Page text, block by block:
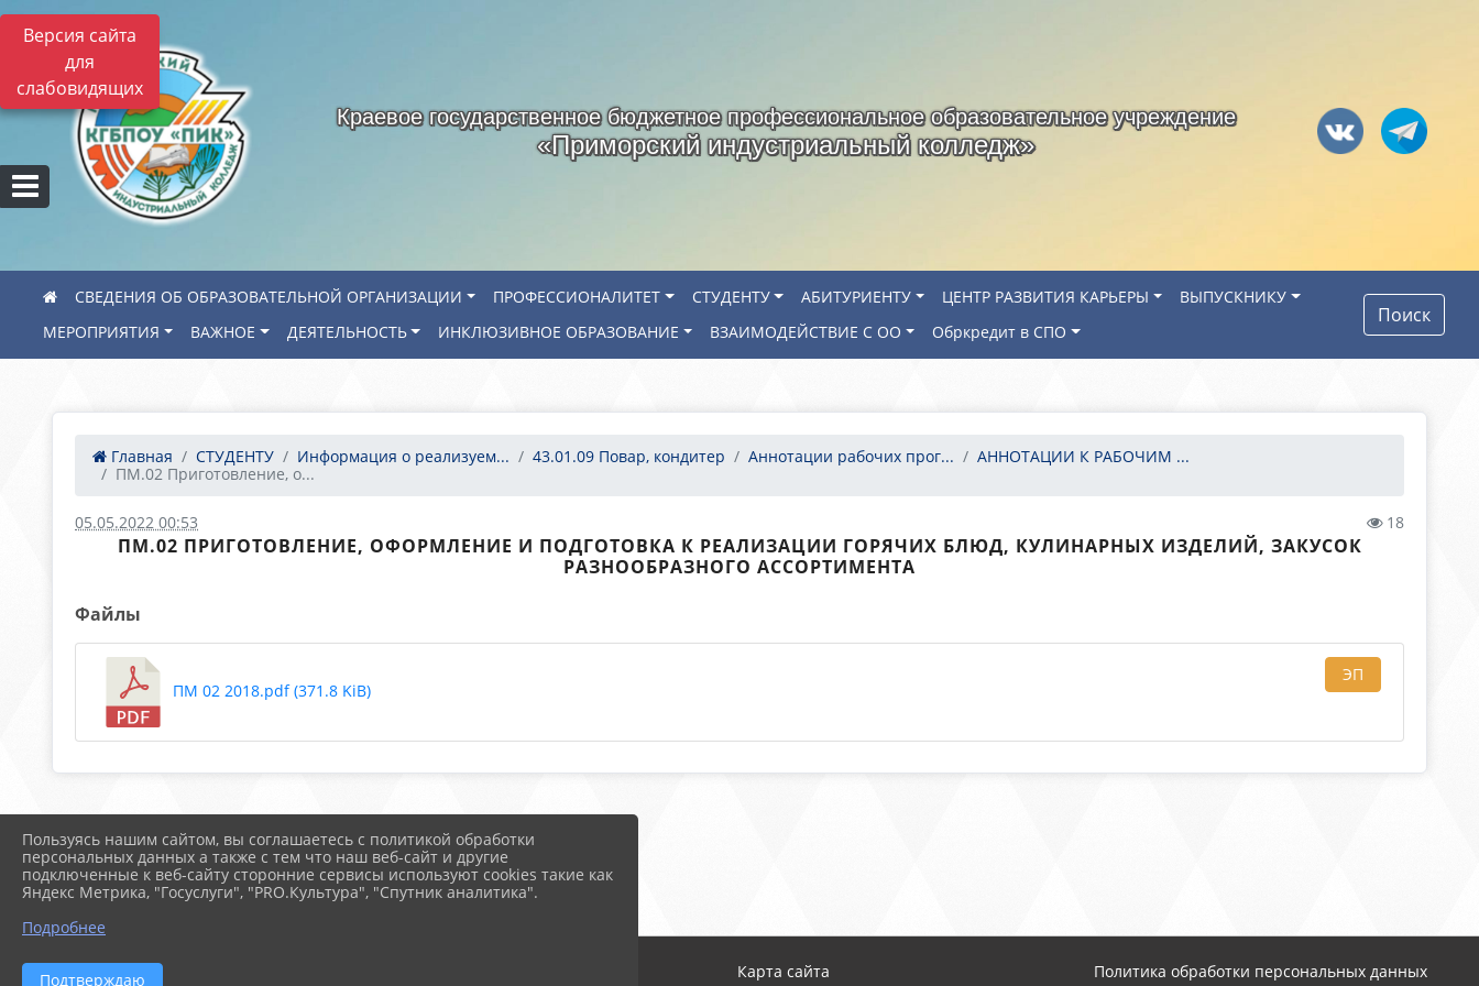
Версия сайта
для
слабовидящих
Краевое государственное бюджетное профессиональное образовательное учреждение
«Приморский индустриальный колледж»
СВЕДЕНИЯ ОБ ОБРАЗОВАТЕЛЬНОЙ ОРГАНИЗАЦИИ ПРОФЕССИОНАЛИТЕТ СТУДЕНТУ АБИТУРИЕНТУ ЦЕНТР РАЗВИТИЯ КАРЬЕРЫ
ВЫПУСКНИКУ
МЕРОПРИЯТИЯ
ВАЖНОЕ ДЕЯТЕЛЬНОСТЬ ИНКЛЮЗИВНОЕ ОБРАЗОВАНИЕ ВЗАИМОДЕЙСТВИЕ С ОО Обркредит в СПО
Поиск
Главная СТУДЕНТУ Информация о реализуем... 43.01.09 Повар, кондитер Аннотации рабочих прог...
АННОТАЦИИ К РАБОЧИМ ...
ПМ.02 Приготовление, о...
05.05.2022 00:53 18
ПМ.02 ПРИГОТОВЛЕНИЕ, ОФОРМЛЕНИЕ И ПОДГОТОВКА К РЕАЛИЗАЦИИ ГОРЯЧИХ БЛЮД, КУЛИНАРНЫХ ИЗДЕЛИЙ, ЗАКУСОК
РАЗНООБРАЗНОГО АССОРТИМЕНТА
Файлы
ПМ 02 2018.pdf (371.8 KiB)
ЭП
2026 г. arspik.ru Карта сайта Политика обработки персональных данных
Пользуясь нашим сайтом, вы соглашаетесь с политикой обработки
персональных данных а также с тем что наш веб-сайт и другие
подключенные к веб-сайту сторонние сервисы используют cookies такие как
Яндекс Метрика, "Госуслуги", "PRO.Культура", "Спутник аналитика".
Подробнее
Подтверждаю